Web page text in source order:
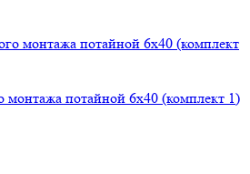
монтажа потайной 6х40 (комплект 1)